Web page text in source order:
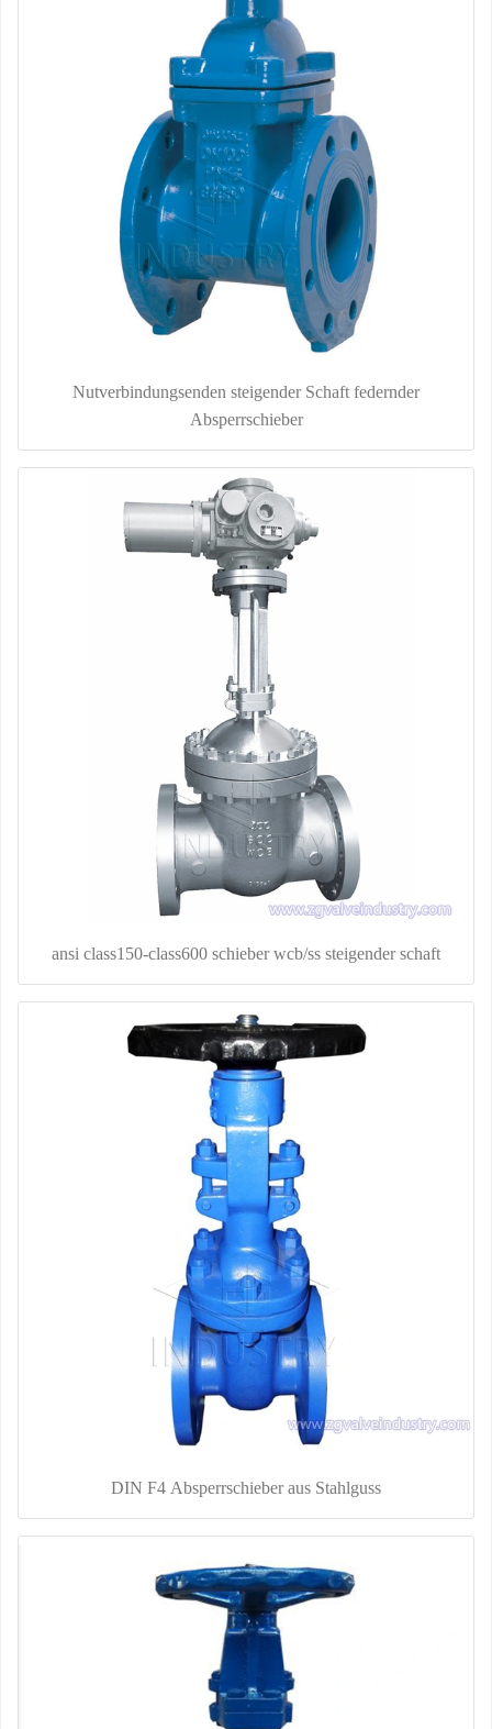
Nutverbindungsenden steigender Schaft federnder
Absperrschieber
ansi class150-class600 schieber wcb/ss steigender schaft
DIN F4 Absperrschieber aus Stahlguss